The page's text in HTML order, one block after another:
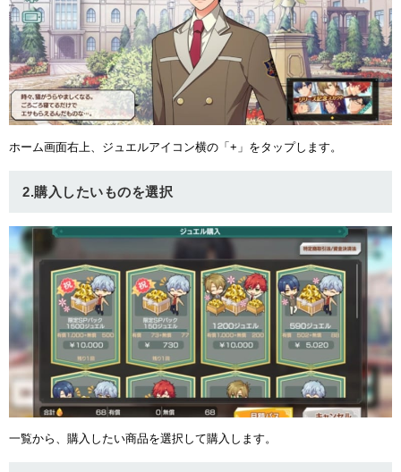
ュー
ホーム画面右上、ジュエルアイコン横の「+」をタップします。
2.購入したいものを選択
一覧から、購入したい商品を選択して購入します。